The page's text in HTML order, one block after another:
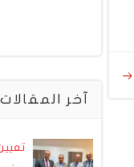
آخر المقالات